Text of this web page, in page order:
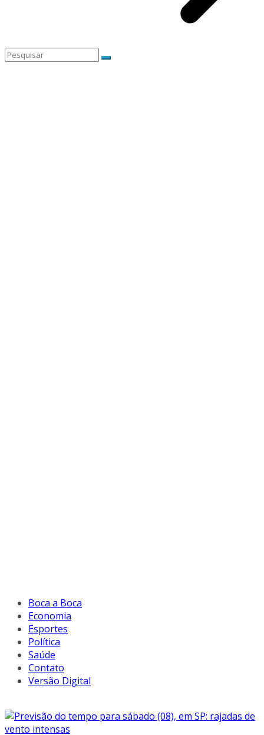
Boca a Boca
Economia
Esportes
Política
Saúde
Contato
Versão Digital